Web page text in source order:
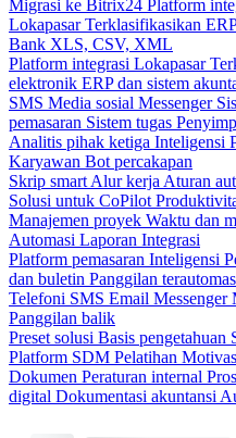
Migrasi ke Bitrix24 Platform
Lokapasar Terklasifikasikan
Bank XLS, CSV, XML
Platform integrasi Lokapasar
elektronik ERP dan sistem
SMS Media sosial Messenger
pemasaran Sistem tugas
Analitis pihak ketiga Inteligensi
Karyawan Bot percakapan
Skrip smart Alur kerja Aturan
Solusi untuk CoPilot
Manajemen proyek Waktu dan
Automasi Laporan Integrasi
Platform pemasaran Inteligensi
dan buletin Panggilan
Telefoni SMS Email Messenger
Panggilan balik
Preset solusi Basis pengetahuan
Platform SDM Pelatihan
Dokumen Peraturan internal
digital Dokumentasi akuntansi